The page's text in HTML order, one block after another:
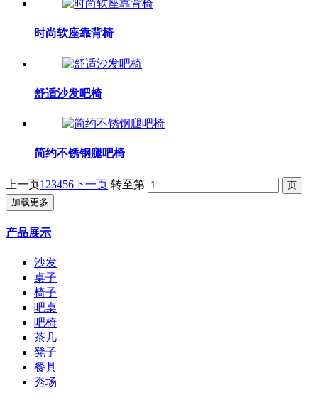
时尚软座靠背椅
舒适沙发吧椅
简约不锈钢腿吧椅
上一页1 23456下一页 转至第
加载更多
产品展示
沙发
桌子
椅子
吧桌
吧椅
茶几
凳子
餐具
秀场